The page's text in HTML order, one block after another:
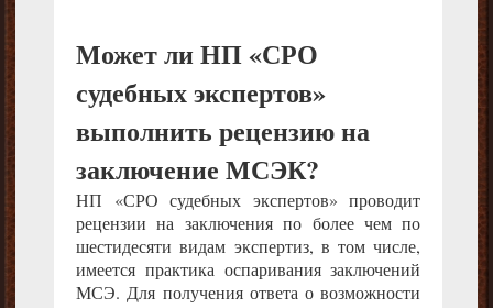
Может ли НП «СРО
судебных экспертов»
выполнить рецензию на
заключение МСЭК?
НП «СРО судебных экспертов» проводит
рецензии на заключения по более чем по
шестидесяти видам экспертиз, в том числе,
имеется практика оспаривания заключений
МСЭ. Для получения ответа о возможности